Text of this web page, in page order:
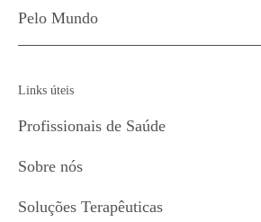
Pelo Mundo
Links úteis
Profissionais de Saúde
Sobre nós
Soluções Terapêuticas